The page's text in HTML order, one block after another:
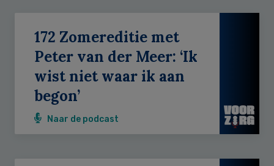
172 Zomereditie met
Peter van der Meer: ‘Ik
wist niet waar ik aan
begon’
Naar de podcast